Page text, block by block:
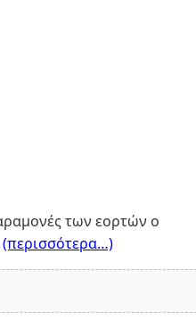
των εορτών ο
(περισσότερα…)